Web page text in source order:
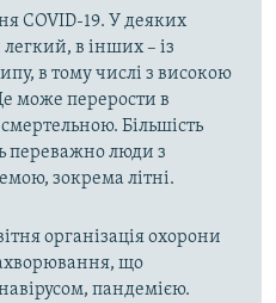
COVID-19. У деяких
в інших – із
в тому числі з високою
може перерости в
Більшість
переважно люди з
зокрема літні.
організація охорони
що
пандемією.